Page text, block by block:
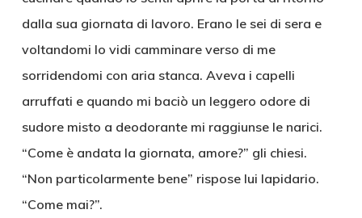
dalla sua giornata di lavoro. Erano le sei di sera e
voltandomi lo vidi camminare verso di me
sorridendomi con aria stanca. Aveva i capelli
arruffati e quando mi baciò un leggero odore di
sudore misto a deodorante mi raggiunse le narici.
“Come è andata la giornata, amore?” gli chiesi.
“Non particolarmente bene” rispose lui lapidario.
“Come mai?”.